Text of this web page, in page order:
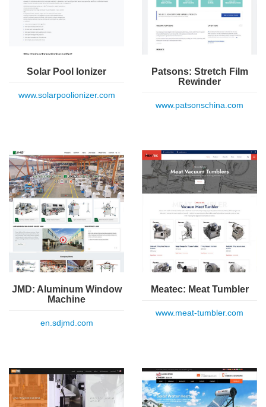
Solar Pool Ionizer
www.solarpoolionizer.com
Patsons: Stretch Film
Rewinder
www.patsonschina.com
JMD: Aluminum Window
Machine
en.sdjmd.com
Meatec: Meat Tumbler
www.meat-tumbler.com